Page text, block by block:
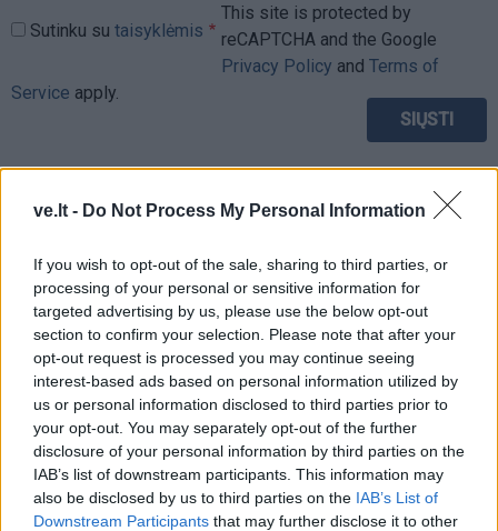
ve.lt - Do Not Process My Personal Information
If you wish to opt-out of the sale, sharing to third parties, or
processing of your personal or sensitive information for
targeted advertising by us, please use the below opt-out
section to confirm your selection. Please note that after your
opt-out request is processed you may continue seeing
interest-based ads based on personal information utilized by
us or personal information disclosed to third parties prior to
your opt-out. You may separately opt-out of the further
disclosure of your personal information by third parties on the
IAB’s list of downstream participants. This information may
also be disclosed by us to third parties on the IAB’s List of
Downstream Participants that may further disclose it to other
Sutinku su taisyklėmis
This site is protected by
reCAPTCHA and the Google
Privacy Policy and Terms of
Service apply.
TAIP PAT SKAITYKITE